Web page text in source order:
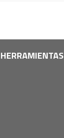
HERRAMIENTAS